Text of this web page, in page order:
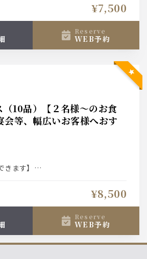
プション↓
円（お一人様50ｇが倍の100ｇに増
（お一人様３貫から倍の６貫に増え
い…そんなお客様に】
ります。
¥7,500
reserve
WEB予約
10品）【２名様～のお食
会等、幅広いお客様へおす
きます】
に500円OFF！是非ご利用ください！
プション↓
物足りないお客様におすすめ】
¥8,500
reserve
WEB予約